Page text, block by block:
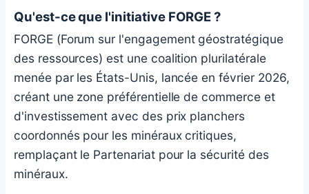
Qu'est-ce que l'initiative FORGE ?
FORGE (Forum sur l'engagement géostratégique
des ressources) est une coalition plurilatérale
menée par les États-Unis, lancée en février 2026,
créant une zone préférentielle de commerce et
d'investissement avec des prix planchers
coordonnés pour les minéraux critiques,
remplaçant le Partenariat pour la sécurité des
minéraux.